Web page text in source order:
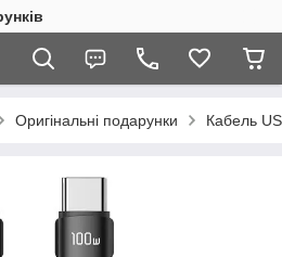
Оригінальні подарунки Кабель